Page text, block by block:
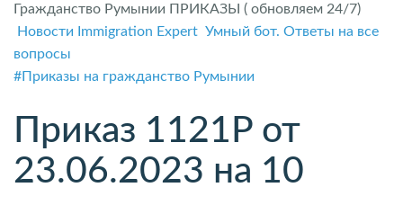
Гражданство Румынии ПРИКАЗЫ ( обновляем 24/7)
Новости Immigration Expert Умный бот. Ответы на все
вопросы
#Приказы на гражданство Румынии
Приказ 1121P от
23.06.2023 на 10